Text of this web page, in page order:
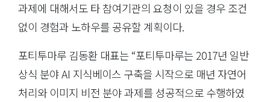
과제에 대해서도 타 참여기관의 요청이 있을 경우 조건
없이 경험과 노하우를 공유할 계획이다.
포티투마루 김동환 대표는 “포티투마루는 2017년 일반
상식 분야 AI 지식베이스 구축을 시작으로 매년 자연어
처리와 이미지 비전 분야 과제를 성공적으로 수행하였